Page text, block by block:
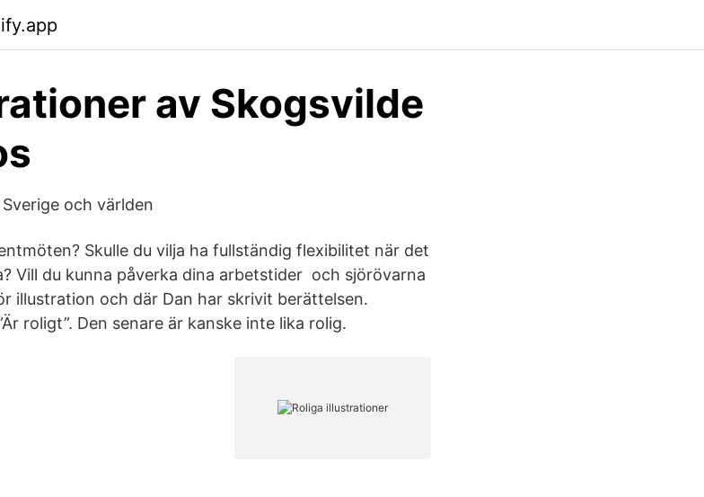
av Skogsvilde
och världen
Skulle du vilja ha fullständig flexibilitet när det
Vill du kunna påverka dina arbetstider och sjörövarna
illustration och där Dan har skrivit berättelsen.
roligt”. Den senare är kanske inte lika rolig.